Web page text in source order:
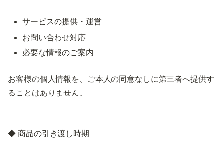
サービスの提供・運営
お問い合わせ対応
必要な情報のご案内
お客様の個人情報を、ご本人の同意なしに第三者へ提供す
ることはありません。
◆ 商品の引き渡し時期